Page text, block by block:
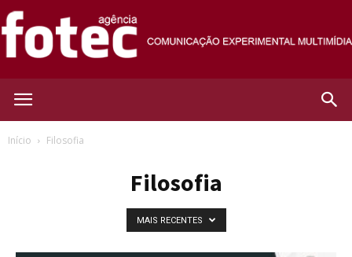
Fotec
Início Filosofia
Filosofia
MAIS RECENTES